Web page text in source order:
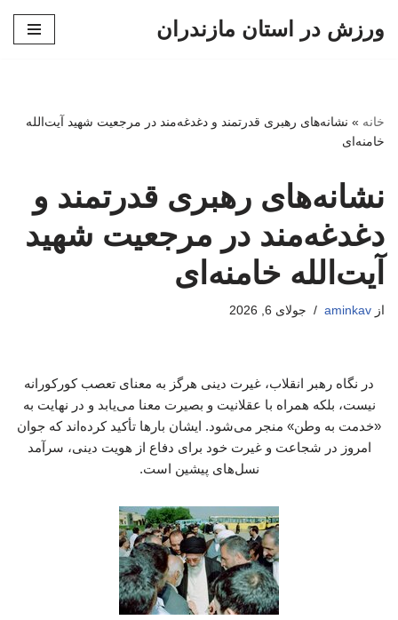
ورزش در استان مازندران
خانه » نشانه‌های رهبری قدرتمند و دغدغه‌مند در مرجعیت شهید آیت‌الله
خامنه‌ای
نشانه‌های رهبری قدرتمند و
دغدغه‌مند در مرجعیت شهید
آیت‌الله خامنه‌ای
از aminkav جولای 6, 2026
در نگاه رهبر انقلاب، غیرت دینی هرگز به معنای تعصب کورکورانه
نیست، بلکه همراه با عقلانیت و بصیرت معنا می‌یابد و در نهایت به
«خدمت به وطن» منجر می‌شود. ایشان بارها تأکید کرده‌اند که جوان
امروز در شجاعت و غیرت خود برای دفاع از هویت دینی، سرآمد
نسل‌های پیشین است.